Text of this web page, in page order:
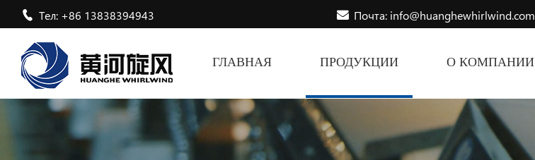
Тел: +86 13838394943 Почта: info@huanghewhirlwind.com
ГЛАВНАЯ ПРОДУКЦИИ О КОМПАНИИ